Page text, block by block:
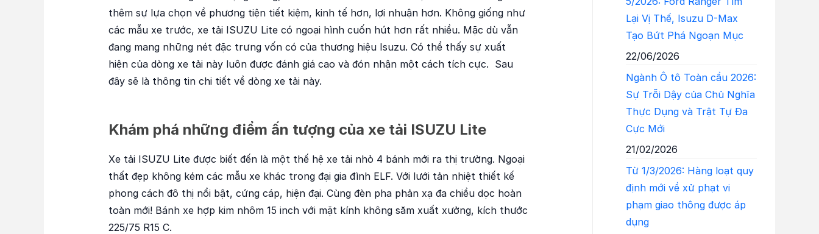
thêm sự lựa chọn về phương tiện tiết kiệm, kinh tế hơn, lợi nhuận hơn. Không giống như
các mẫu xe trước, xe tải ISUZU Lite có ngoại hình cuốn hút hơn rất nhiều. Mặc dù vẫn
đang mang những nét đặc trưng vốn có của thương hiệu Isuzu. Có thể thấy sự xuất
hiện của dòng xe tải này luôn được đánh giá cao và đón nhận một cách tích cực. Sau
đây sẽ là thông tin chi tiết về dòng xe tải này.
Khám phá những điểm ấn tượng của xe tải ISUZU Lite
Xe tải ISUZU Lite được biết đến là một thế hệ xe tải nhỏ 4 bánh mới ra thị trường. Ngoại
thất đẹp không kém các mẫu xe khác trong đại gia đình ELF. Với lưới tản nhiệt thiết kế
phong cách đô thị nổi bật, cứng cáp, hiện đại. Cùng đèn pha phản xạ đa chiều dọc hoàn
toàn mới! Bánh xe hợp kim nhôm 15 inch với mặt kính không săm xuất xưởng, kích thước
225/75 R15 C.
Lại Vị Thế, Isuzu D-Max
Tạo Bứt Phá Ngoạn Mục
22/06/2026
Ngành Ô tô Toàn cầu 2026:
Sự Trỗi Dậy của Chủ Nghĩa
Thực Dụng và Trật Tự Đa
Cực Mới
21/02/2026
Từ 1/3/2026: Hàng loạt quy
định mới về xử phạt vi
phạm giao thông được áp
dụng